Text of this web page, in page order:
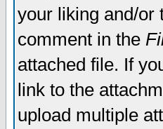
your liking and/or
comment in the
attached file. If
link to the
upload multiple